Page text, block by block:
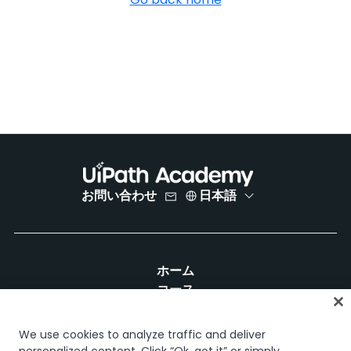
お問い合わせ 日本語
ホーム
コース
キャリア パス
認定資格
We use cookies to analyze traffic and deliver